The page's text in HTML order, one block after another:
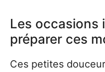
Les occasions
préparer ces
Ces petites